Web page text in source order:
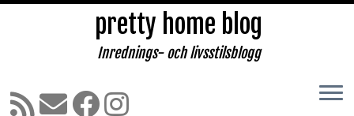
Hoppa
till
pretty home blog
Inrednings- och livsstilsblogg
Hem » Jordens godaste kyckling i hoisinsås!